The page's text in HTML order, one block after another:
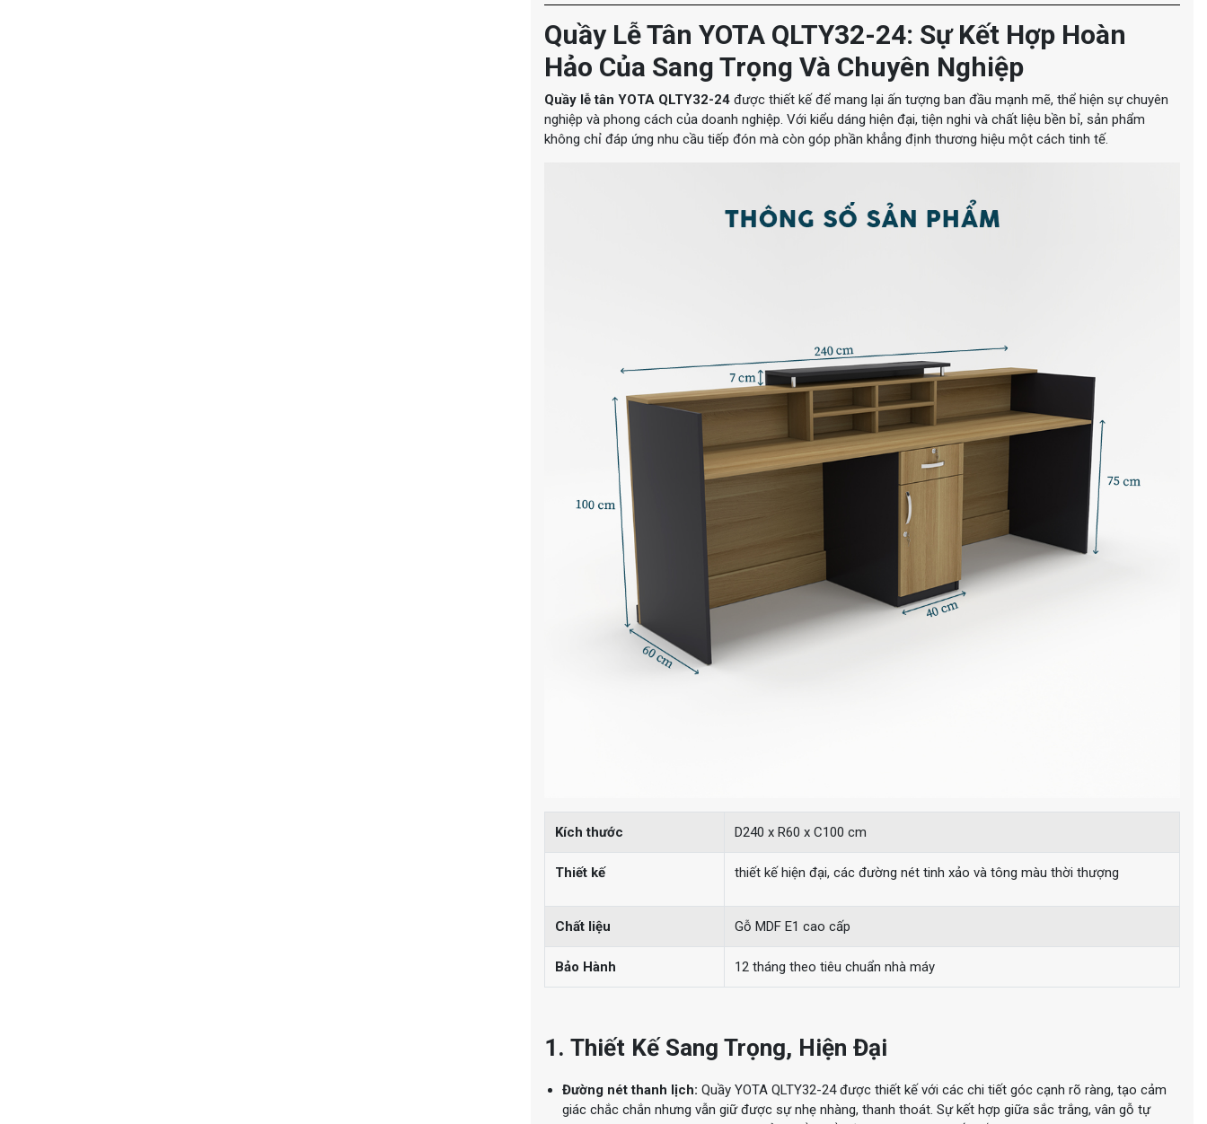
Quầy Lễ Tân YOTA QLTY32-24: Sự Kết Hợp Hoàn
Hảo Của Sang Trọng Và Chuyên Nghiệp
Quầy lễ tân YOTA QLTY32-24 được thiết kế để mang lại ấn tượng ban đầu mạnh mẽ, thể hiện sự chuyên
nghiệp và phong cách của doanh nghiệp. Với kiểu dáng hiện đại, tiện nghi và chất liệu bền bỉ, sản phẩm
không chỉ đáp ứng nhu cầu tiếp đón mà còn góp phần khẳng định thương hiệu một cách tinh tế.
Kích thước D240 x R60 x C100 cm
Thiết kế thiết kế hiện đại, các đường nét tinh xảo và tông màu thời thượng
Chất liệu Gỗ MDF E1 cao cấp
Bảo Hành 12 tháng theo tiêu chuẩn nhà máy
1. Thiết Kế Sang Trọng, Hiện Đại
Đường nét thanh lịch: Quầy YOTA QLTY32-24 được thiết kế với các chi tiết góc cạnh rõ ràng, tạo cảm
giác chắc chắn nhưng vẫn giữ được sự nhẹ nhàng, thanh thoát. Sự kết hợp giữa sắc trắng, vân gỗ tự